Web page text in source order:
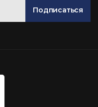
Подписаться